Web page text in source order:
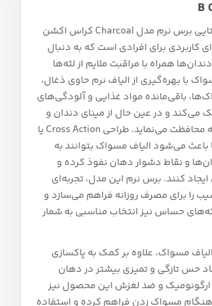
B
مسواک زغالی 2تایی برس نرم مدل Charcoal کراس اکشن
کاربردی برای افرادی است که به دنبال
همراه با مراقبت ملایم از لثه‌ها
با بهره‌گیری از الیاف نرم حاوی ذغال،
باقی‌مانده مواد غذایی و آلودگی‌های
و در عین حال از مینای دندان و
بافت حساس لثه محافظت می‌نماید. طراحی Cross Action یا
باعث می‌شود الیاف مسواک بتوانند به‌
و نقاط دشوار دهان نفوذ کرده و
کنند. برس نرم این مدل، تجربه‌ای
را برای مصرف روزانه فراهم می‌سازد و
لثه‌های حساس نیز انتخاب مناسبی به شمار
مسواک، علاوه بر کمک به پاکسازی
حس تازگی و تمیزی بیشتر در دهان
و ضد لغزش این محصول نیز
مسواک زدن فراهم کرده و استفاده